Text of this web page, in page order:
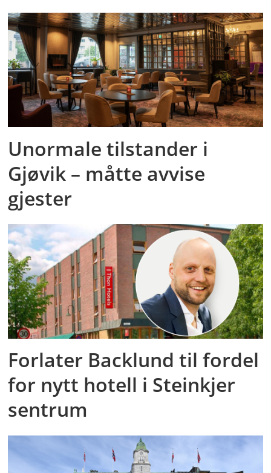
Unormale tilstander i
Gjøvik – måtte avvise
gjester
Forlater Backlund til fordel
for nytt hotell i Steinkjer
sentrum